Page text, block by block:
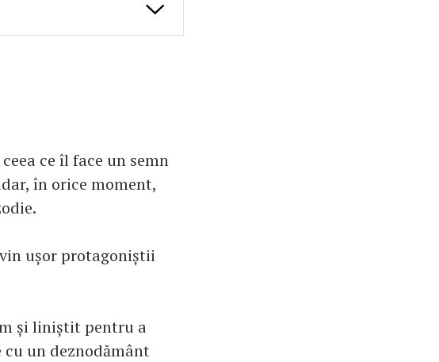
ce îl face un semn
în orice moment,
ușor protagoniștii
și liniștit pentru a
un deznodământ